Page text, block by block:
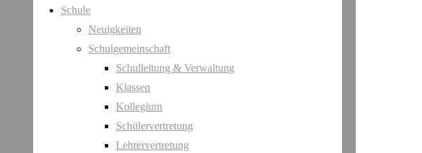
Schule
Neuigkeiten
Schulgemeinschaft
Schulleitung & Verwaltung
Klassen
Kollegium
Schülervertretung
Lehrervertretung